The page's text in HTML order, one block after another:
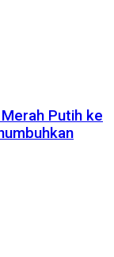
Putih ke